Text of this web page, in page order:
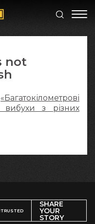
not
«Багатокілометрові
вибухи з різних
SHARE
YOUR
STORY